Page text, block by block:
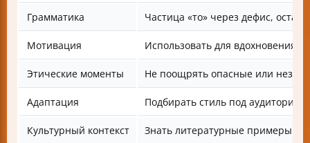
Грамматика Частица «то» через дефис,
Мотивация Использовать для вдохновения
Этические моменты Не поощрять опасные или
Адаптация Подбирать стиль под аудиторию
Культурный контекст Знать литературные примеры и